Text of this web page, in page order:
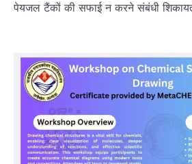
पेयजल टैंकों की सफाई न करने संबंधी